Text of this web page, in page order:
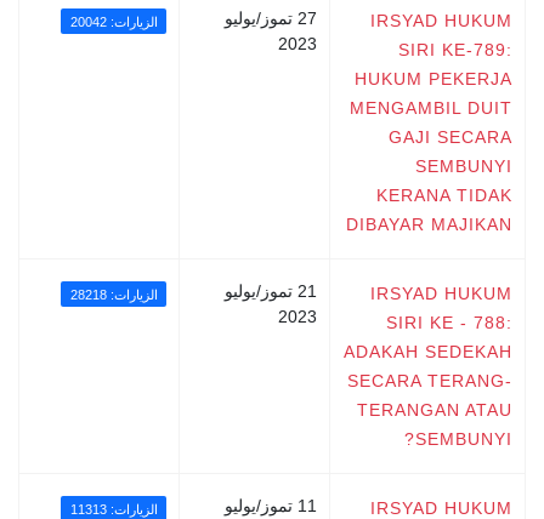
IRSYAD HUKUM
SIRI KE-789:
HUKUM PEKERJA
MENGAMBIL DUIT
GAJI SECARA
SEMBUNYI
KERANA TIDAK
DIBAYAR MAJIKAN
27 تموز/يوليو
2023
الزيارات: 20042
IRSYAD HUKUM
SIRI KE - 788:
ADAKAH SEDEKAH
SECARA TERANG-
TERANGAN ATAU
SEMBUNYI?
21 تموز/يوليو
2023
الزيارات: 28218
IRSYAD HUKUM
11 تموز/يوليو
الزيارات: 11313